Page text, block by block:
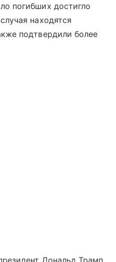
погибших достигло
находятся
подтвердили более
Дональд Трамп